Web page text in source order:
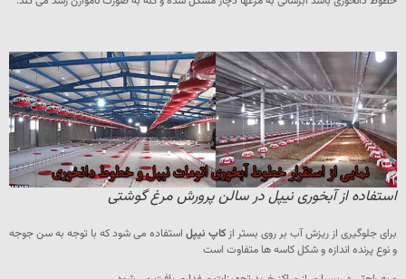
استفاده از آبخوری نیپل در سالن پرورش مرغ گوشتی
برای جلوگیری از ریزش آب بر روی بستر از کاپ نیپل استفاده می شود که با توجه به سن جوجه
و نوع پرنده اندازه و شکل کاسه ها متفاوت است